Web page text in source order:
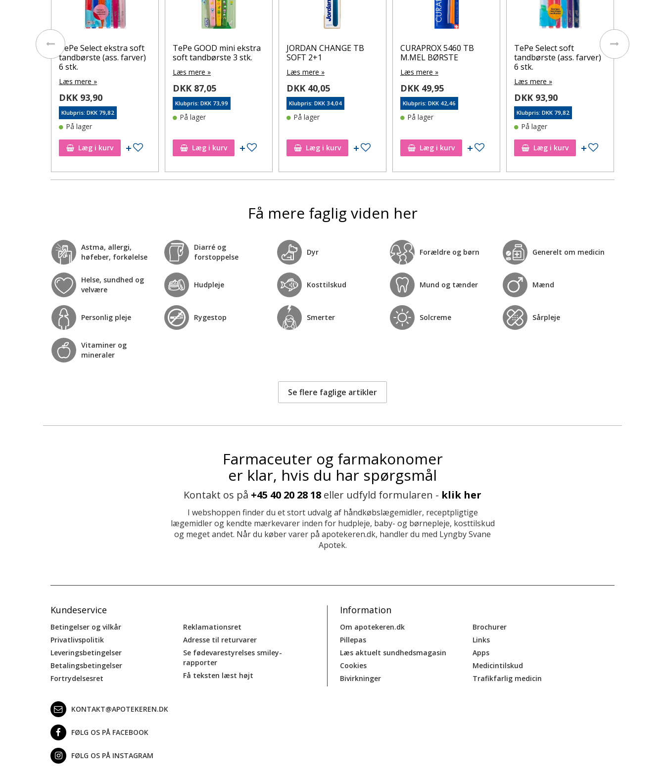
Tilføj til ønskeseddel
TePe Select ekstra soft
tandbørste (ass. farver)
6 stk.
Læs mere »
DKK 93,90
Klubpris: DKK 79,82
På lager
Læg i kurv Tilføj til ønskeseddel
TePe GOOD mini ekstra
soft tandbørste 3 stk.
Læs mere »
DKK 87,05
Klubpris: DKK 73,99
På lager
Læg i kurv Tilføj til ønskeseddel
JORDAN CHANGE TB
SOFT 2+1
Læs mere »
DKK 40,05
Klubpris: DKK 34,04
På lager
Læg i kurv Tilføj til ønskeseddel
CURAPROX 5460 TB
M.MEL BØRSTE
Læs mere »
DKK 49,95
Klubpris: DKK 42,46
På lager
Læg i kurv Tilføj til ønskeseddel
TePe Select soft
tandbørste (ass. farver)
6 stk.
Læs mere »
DKK 93,90
Klubpris: DKK 79,82
På lager
Læg i kurv Tilføj til ønskeseddel
Få mere faglig viden her
Astma, allergi,
høfeber, forkølelse
Diarré og
forstoppelse
Dyr Forældre og børn Generelt om medicin
Helse, sundhed og
velvære
Hudpleje Kosttilskud Mund og tænder Mænd
Personlig pleje Rygestop Smerter Solcreme Sårpleje
Vitaminer og
mineraler
Se flere faglige artikler
Farmaceuter og farmakonomer
er klar, hvis du har spørgsmål
Kontakt os på +45 40 20 28 18 eller udfyld formularen - klik her
I webshoppen finder du et stort udvalg af håndkøbslægemidler, receptpligtige
lægemidler og kendte mærkevarer inden for hudpleje, baby- og børnepleje, kosttilskud
og meget andet. Når du køber varer på apotekeren.dk, handler du med Lyngby Svane
Apotek.
Kundeservice
Betingelser og vilkår
Privatlivspolitik
Leveringsbetingelser
Betalingsbetingelser
Fortrydelsesret
Reklamationsret
Adresse til returvarer
Se fødevarestyrelses smiley-
rapporter
Få teksten læst højt
Information
Om apotekeren.dk
Pillepas
Læs aktuelt sundhedsmagasin
Cookies
Bivirkninger
Brochurer
Links
Apps
Medicintilskud
Trafikfarlig medicin
KONTAKT@APOTEKEREN.DK
FØLG OS PÅ FACEBOOK
FØLG OS PÅ INSTAGRAM